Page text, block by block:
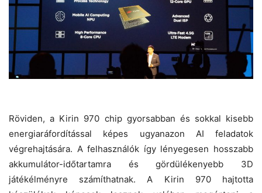
Röviden, a Kirin 970 chip gyorsabban és sokkal kisebb
energiaráfordítással képes ugyanazon AI feladatok
végrehajtására. A felhasználók így lényegesen hosszabb
akkumulátor-időtartamra és gördülékenyebb 3D
játékélményre számíthatnak. A Kirin 970 hajtotta